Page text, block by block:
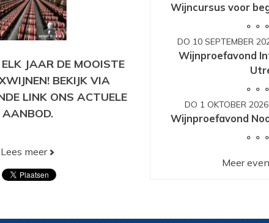
JAAR DE MOOISTE
BEKIJK VIA
LINK ONS ACTUELE
AANBOD.
Lees meer
Wijncursus voor
DO 10 SEPTEMBER
Wijnproefavond
DO 1 OKTOBER 2026
Wijnproefavond
Meer